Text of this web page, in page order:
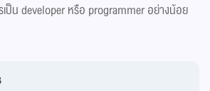
ป็น developer หรือ programmer อย่างน้อย